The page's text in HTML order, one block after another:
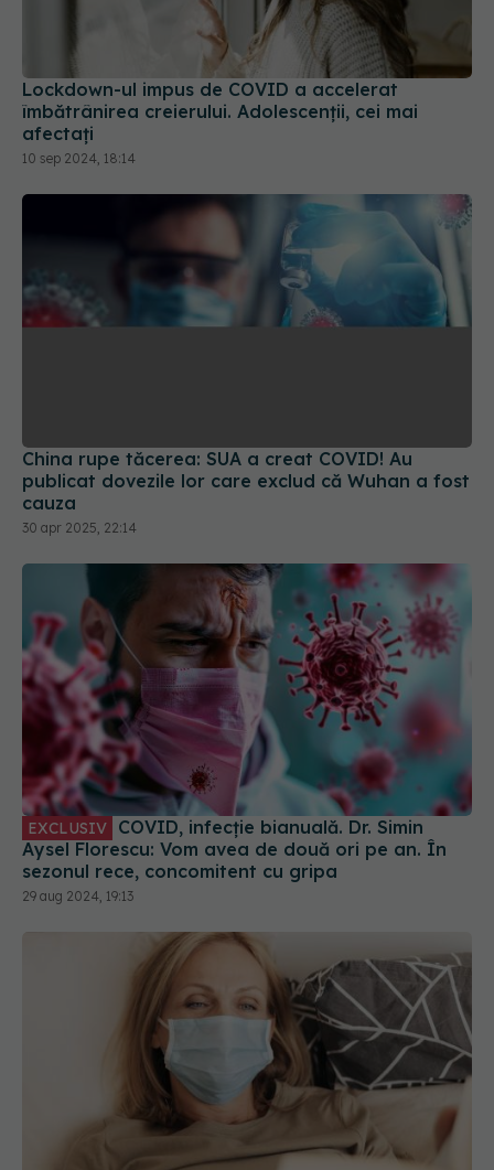
Lockdown-ul impus de COVID a accelerat
îmbătrânirea creierului. Adolescenții, cei mai
afectați
10 sep 2024, 18:14
cauza
30 apr 2025, 22:14
EXCLUSIV COVID, infecție bianuală. Dr. Simin
Aysel Florescu: Vom avea de două ori pe an. În
sezonul rece, concomitent cu gripa
29 aug 2024, 19:13
Long-COVID lovește femeile mai mult decât
bărbații. Efectul secundar care apare la femeile